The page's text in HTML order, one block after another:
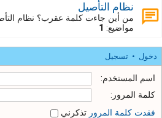
نظام التأصيل
من أين جاءت كلمة عقرب؟ نظام
مواضيع: 1
دخول • تسجيل
اسم المستخدم:
كلمة المرور:
فقدت كلمة المرور تذكرني